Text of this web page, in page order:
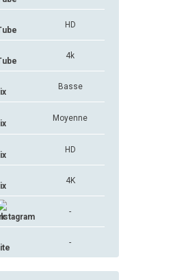
HD
4k
Basse
Moyenne
HD
4K
-
-